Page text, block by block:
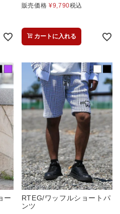
販売価格 ¥9,790税込
カートに入れる
ー
RTEG/ワッフルショートパ
ンツ